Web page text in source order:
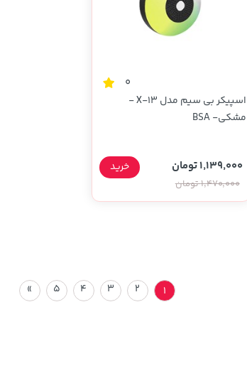
0
اسپیکر بی سیم مدل X-13 -
مشکی- BSA
1,139,000 تومان
1,470,000 تومان
خرید
1
2
3
4
5
»